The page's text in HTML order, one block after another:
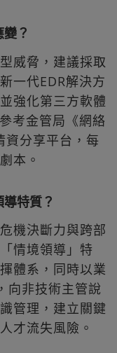
？
威脅，建議採取
一代EDR解決方
強化第三方軟體
考金管局《網絡
資分享平台，每
本。
特質？
機決斷力與跨部
情境領導」特
體系，同時以業
向非技術主管說
管理，建立關鍵
才流失風險。